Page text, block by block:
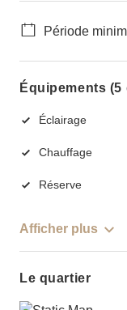
Période
Équipements
Éclairage
Chauffage
Réserve
Afficher plus
Le quartier